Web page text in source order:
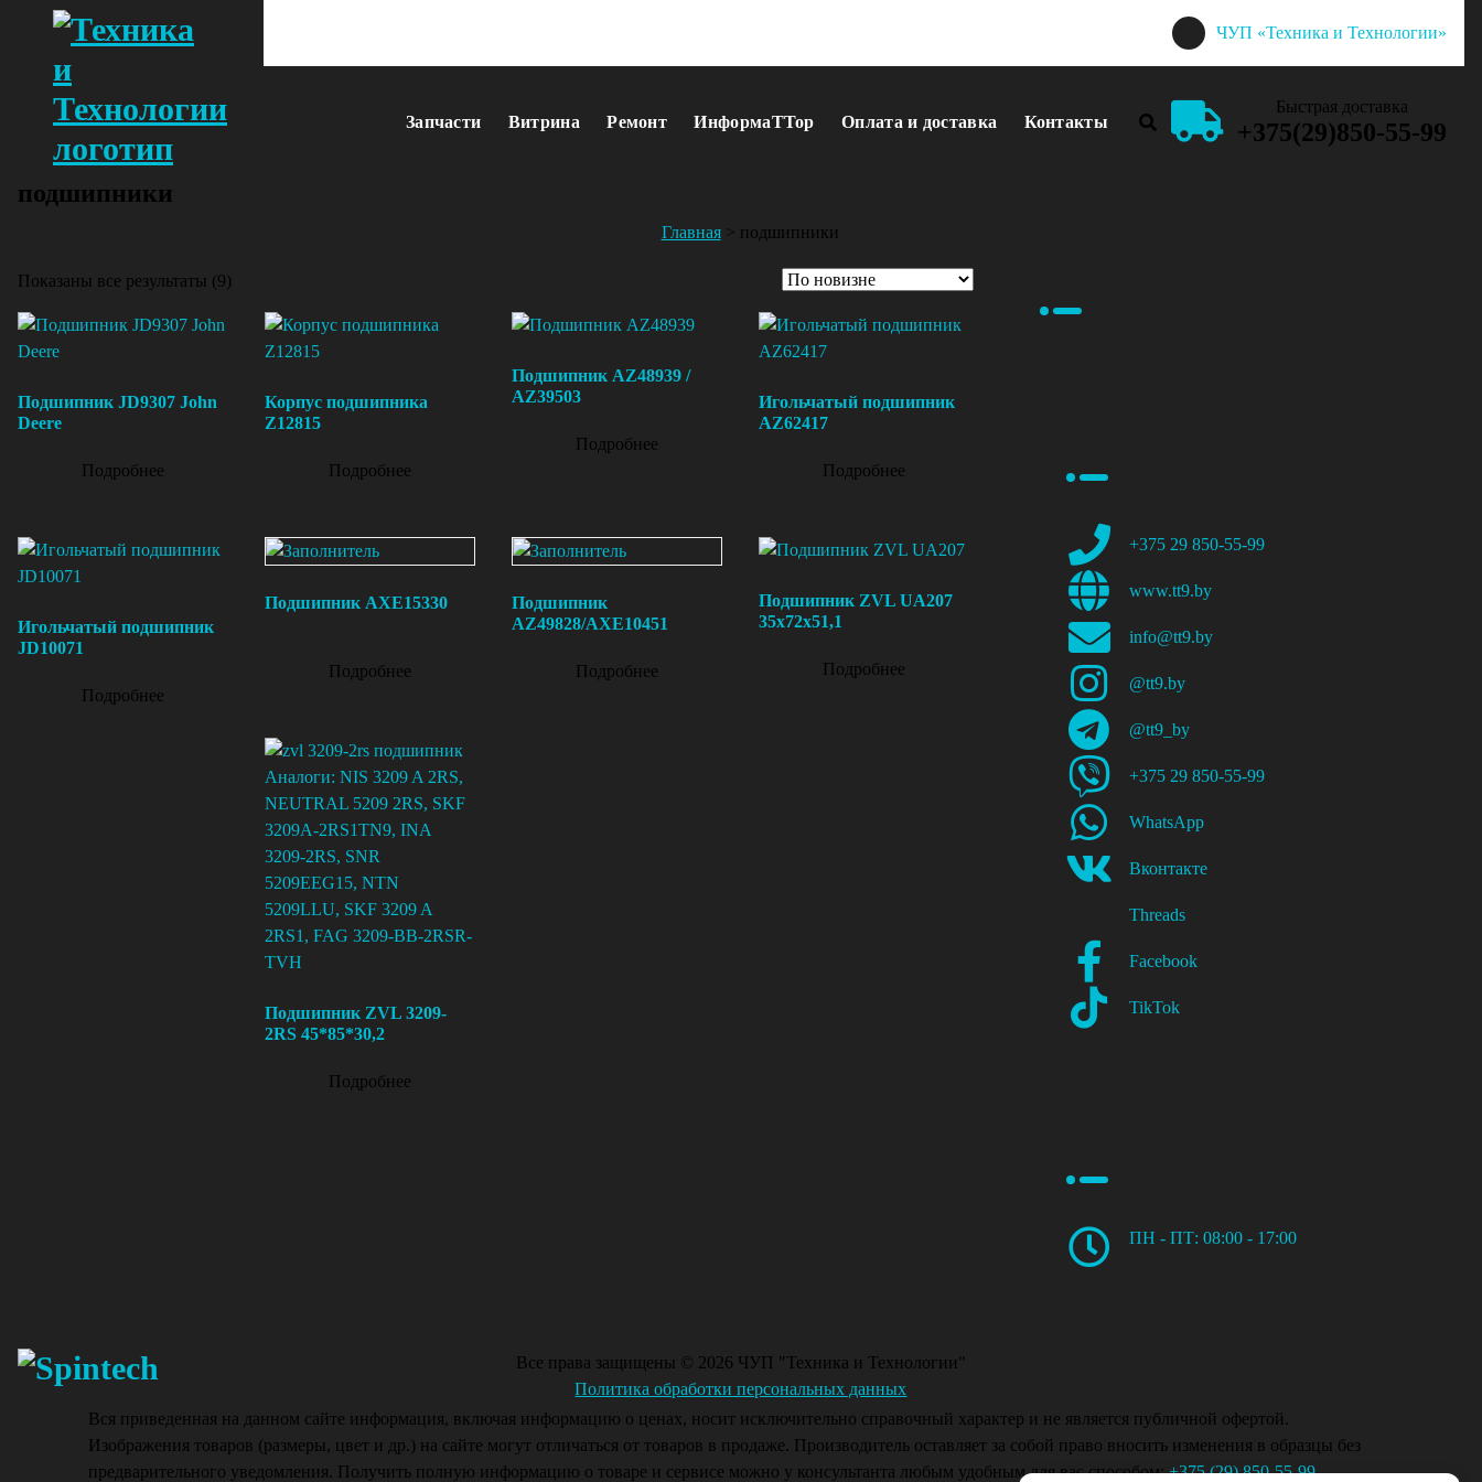
ЧУП «Техника и Технологии»
Запчасти Витрина Ремонт ИнформаТТор Оплата и доставка Контакты
Быстрая доставка
+375(29)850-55-99
подшипники
Главная> подшипники
Показаны все результаты (9)
Подшипник JD9307 John
Deere
Подробнее
Корпус подшипника
Z12815
Подробнее
Подшипник AZ48939 /
AZ39503
Подробнее
Игольчатый подшипник
AZ62417
Подробнее
Игольчатый подшипник
JD10071
Подробнее
Подшипник AXE15330
Подробнее
Подшипник
AZ49828/AXE10451
Подробнее
Подшипник ZVL UA207
35х72х51,1
Подробнее
Подшипник ZVL 3209-
2RS 45*85*30,2
Подробнее
+375 29 850-55-99
www.tt9.by
info@tt9.by
@tt9.by
@tt9_by
+375 29 850-55-99
WhatsApp
Вконтакте
Threads
Facebook
TikTok
ПН - ПТ: 08:00 - 17:00
Все права защищены © 2026 ЧУП "Техника и Технологии"
Политика обработки персональных данных
Вся приведенная на данном сайте информация, включая информацию о ценах, носит исключительно справочный характер и не является публичной офертой.
Изображения товаров (размеры, цвет и др.) на сайте могут отличаться от товаров в продаже. Производитель оставляет за собой право вносить изменения в образцы без
предварительного уведомления. Получить полную информацию о товаре и сервисе можно у консультанта любым удобным для вас способом:+375 (29) 850-55-99,